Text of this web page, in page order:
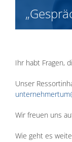
Ihr habt Fragen,
Unser
Wir freuen uns
Wie geht es